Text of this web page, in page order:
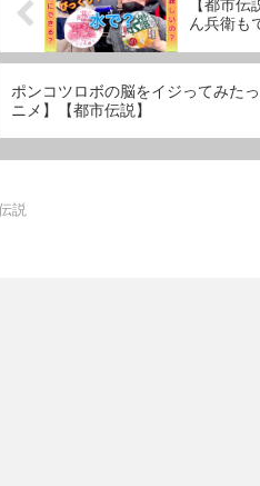
【都市
ん兵衛も
ポンコツロボの脳をイジってみた
ニメ】【都市伝説】
説